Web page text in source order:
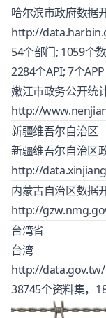
哈尔滨市政府数据
http://
54个部门; 1059个
2284个API; 7个APP
嫩江市政务公开统
http://
新疆维吾尔自治区
新疆维吾尔自治区
http://
内蒙古自治区数据
http://
台湾省
台湾
http://data.gov.tw/
38745个资料集，